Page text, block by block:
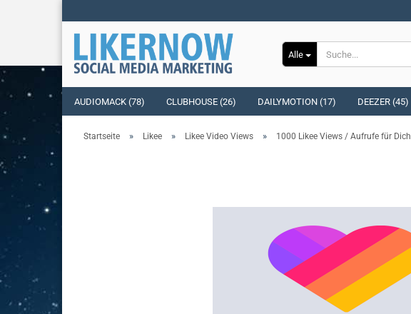
Alle
AUDIOMACK (78) CLUBHOUSE (26) DAILYMOTION (17) DEEZER (45)
Startseite » Likee » Likee Video Views » 1000 Likee Views / Aufrufe für Dich